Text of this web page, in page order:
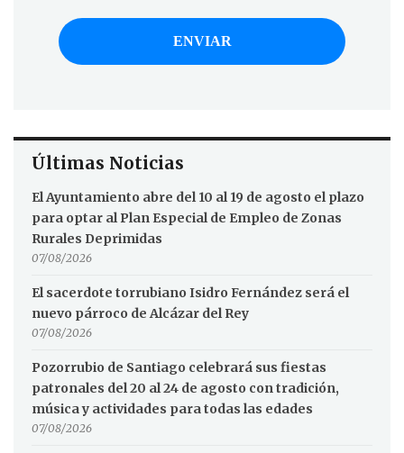
Últimas Noticias
El Ayuntamiento abre del 10 al 19 de agosto el plazo
para optar al Plan Especial de Empleo de Zonas
Rurales Deprimidas
07/08/2026
El sacerdote torrubiano Isidro Fernández será el
nuevo párroco de Alcázar del Rey
07/08/2026
Pozorrubio de Santiago celebrará sus fiestas
patronales del 20 al 24 de agosto con tradición,
música y actividades para todas las edades
07/08/2026